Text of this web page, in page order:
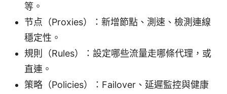
等。
节点（Proxies）：新增節點、測速、檢測連線
穩定性。
規則（Rules）：設定哪些流量走哪條代理，或
直連。
策略（Policies）：Failover、延遲監控與健康